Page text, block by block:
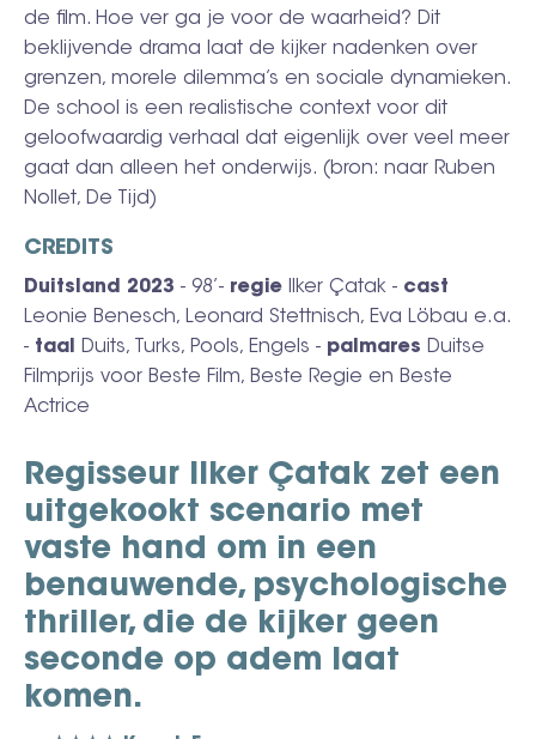
de film. Hoe ver ga je voor de waarheid? Dit
beklijvende drama laat de kijker nadenken over
grenzen, morele dilemma’s en sociale dynamieken.
De school is een realistische context voor dit
geloofwaardig verhaal dat eigenlijk over veel meer
gaat dan alleen het onderwijs. (bron: naar Ruben
Nollet, De Tijd)
CREDITS
Duitsland 2023 - 98’- regie Ilker Çatak - cast
Leonie Benesch, Leonard Stettnisch, Eva Löbau e.a.
- taal Duits, Turks, Pools, Engels - palmares Duitse
Filmprijs voor Beste Film, Beste Regie en Beste
Actrice
Regisseur Ilker Çatak zet een
uitgekookt scenario met
vaste hand om in een
benauwende, psychologische
thriller, die de kijker geen
seconde op adem laat
komen.